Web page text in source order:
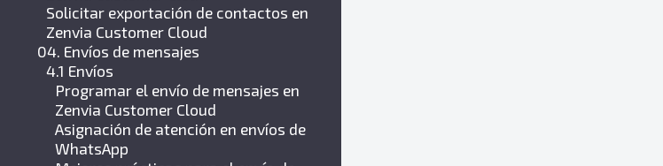
Solicitar exportación de contactos en
Zenvia Customer Cloud
04. Envíos de mensajes
4.1 Envíos
Programar el envío de mensajes en
Zenvia Customer Cloud
Asignación de atención en envíos de
WhatsApp